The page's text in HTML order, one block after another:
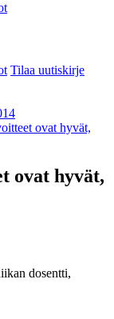
Tilaa uutiskirje
ovat hyvät,
ovat hyvät,
dosentti,